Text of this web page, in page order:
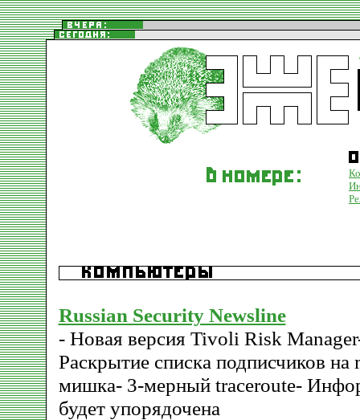
Russian Security Newsline
- Новая версия Tivoli Risk
Раскрытие списка подписчиков на
мишка- 3-мерный traceroute-
будет упорядочена